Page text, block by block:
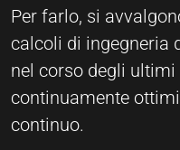
Per farlo, si
calcoli di ingegneria
nel corso degli ultimi
continuamente
continuo.